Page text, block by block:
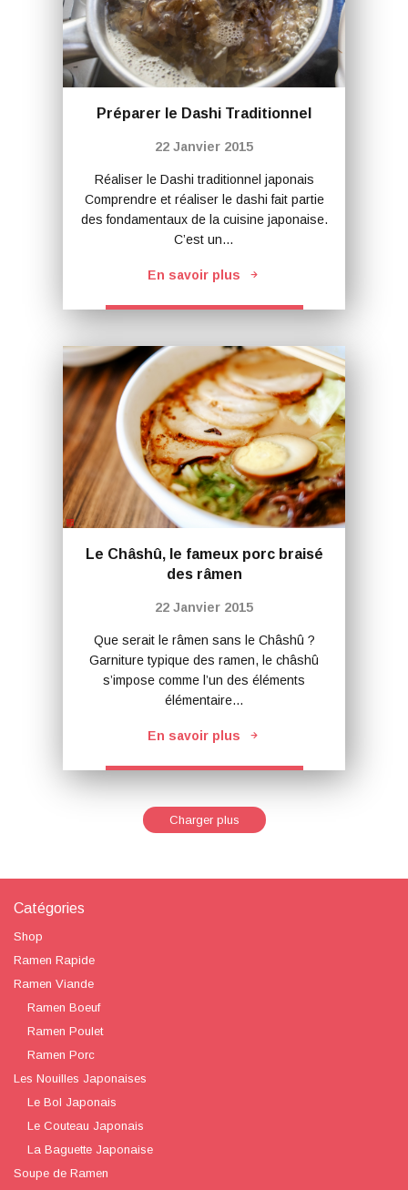
Préparer le Dashi Traditionnel
22 Janvier 2015
Réaliser le Dashi traditionnel japonais
Comprendre et réaliser le dashi fait partie
des fondamentaux de la cuisine japonaise.
C’est un…
En savoir plus
Le Châshû, le fameux porc braisé
des râmen
22 Janvier 2015
Que serait le râmen sans le Châshû ?
Garniture typique des ramen, le châshû
s’impose comme l’un des éléments
élémentaire…
En savoir plus
Charger plus
Catégories
Shop
Ramen Rapide
Ramen Viande
Ramen Boeuf
Ramen Poulet
Ramen Porc
Les Nouilles Japonaises
Le Bol Japonais
Le Couteau Japonais
La Baguette Japonaise
Soupe de Ramen